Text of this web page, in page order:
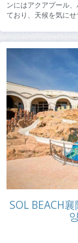
ンにはアクアプール
ており、天候を気にせ
SOL BEACH